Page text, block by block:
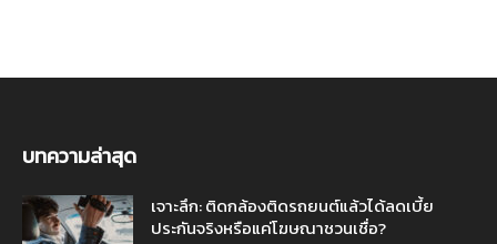
บทความล่าสุด
เจาะลึก: ติดกล้องติดรถยนต์แล้วได้ลดเบี้ย
ประกันจริงหรือแค่โฆษณาชวนเชื่อ?